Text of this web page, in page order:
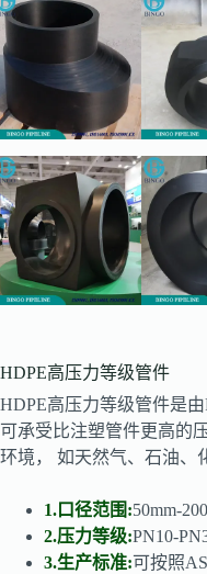
HDPE高压力等级管件
HDPE高压力等级管件是
可承受比注塑管件更高的
环境， 如天然气、石油、
1.口径范围:50mm-
2.压力等级:PN10-
3.生产标准:可按照